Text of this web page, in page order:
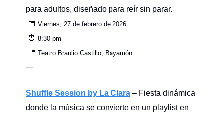
para adultos, diseñado para reír sin parar.
📅 Viernes, 27 de febrero de 2026
⏰ 8:30 pm
📍 Teatro Braulio Castillo, Bayamón
—
Shuffle Session by La Clara – Fiesta dinámica
donde la música se convierte en un playlist en